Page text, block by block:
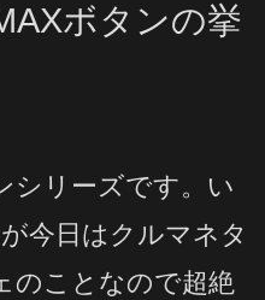
ボタンの挙
シリーズです。い
今日はクルマネタ
のことなので超絶